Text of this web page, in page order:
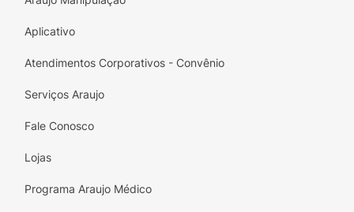
Aplicativo
Atendimentos Corporativos - Convênio
Serviços Araujo
Fale Conosco
Lojas
Programa Araujo Médico